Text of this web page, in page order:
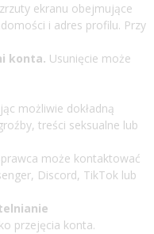
ekranu obejmujące
i adres profilu. Przy
konta. Usunięcie może
możliwie dokładną
treści seksualne lub
może kontaktować
Discord, TikTok lub
przejęcia konta.